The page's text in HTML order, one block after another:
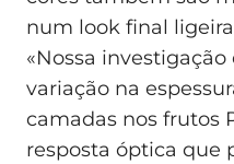
num look final
«Nossa
variação na
camadas nos frutos
resposta óptica que